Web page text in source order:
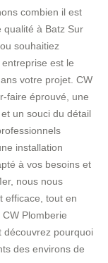
combien il est
qualité à Batz Sur
souhaitiez
est le
votre projet. CW
faire éprouvé, une
un souci du détail
installation
à vos besoins et
nous nous
efficace, tout en
Plomberie
découvrez pourquoi
des environs de